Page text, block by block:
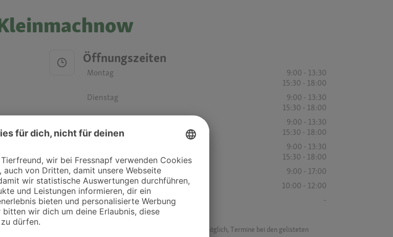
Öffnungszeiten
Montag
9:00 - 13:30
15:30 - 18:00
Dienstag
9:00 - 13:30
15:30 - 18:00
9:00 - 13:30
15:30 - 18:00
9:00 - 13:30
15:30 - 18:00
Freitag
9:00 - 17:00
Samstag
10:00 - 12:00
Sonntag
-
Nähe übersichtlich anzuzeigen. Über Dr. Fressnapf ist es nicht möglich, Termine bei den gelisteten